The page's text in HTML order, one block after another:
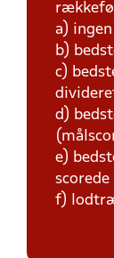
a)
b)
c)
d)
e)
f)